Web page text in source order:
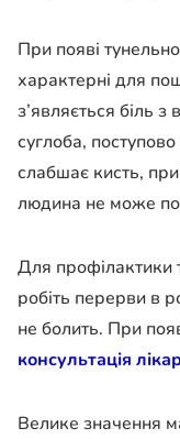
При появі
характерні для
з’являється біль з
суглоба,
слабшає кисть, при
людина не може
Для профілактики
робіть перерви в
не болить. При
консультація
Велике значення